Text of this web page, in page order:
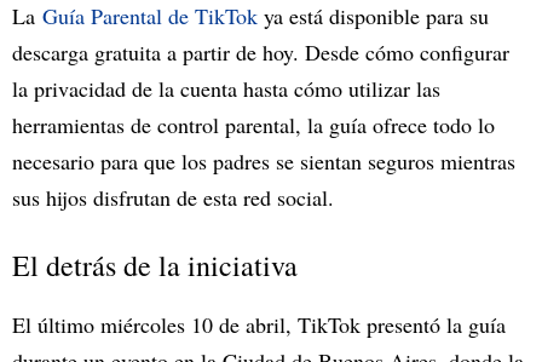
La Guía Parental de TikTok ya está disponible para su
descarga gratuita a partir de hoy. Desde cómo configurar
la privacidad de la cuenta hasta cómo utilizar las
herramientas de control parental, la guía ofrece todo lo
necesario para que los padres se sientan seguros mientras
sus hijos disfrutan de esta red social.
El detrás de la iniciativa
El último miércoles 10 de abril, TikTok presentó la guía